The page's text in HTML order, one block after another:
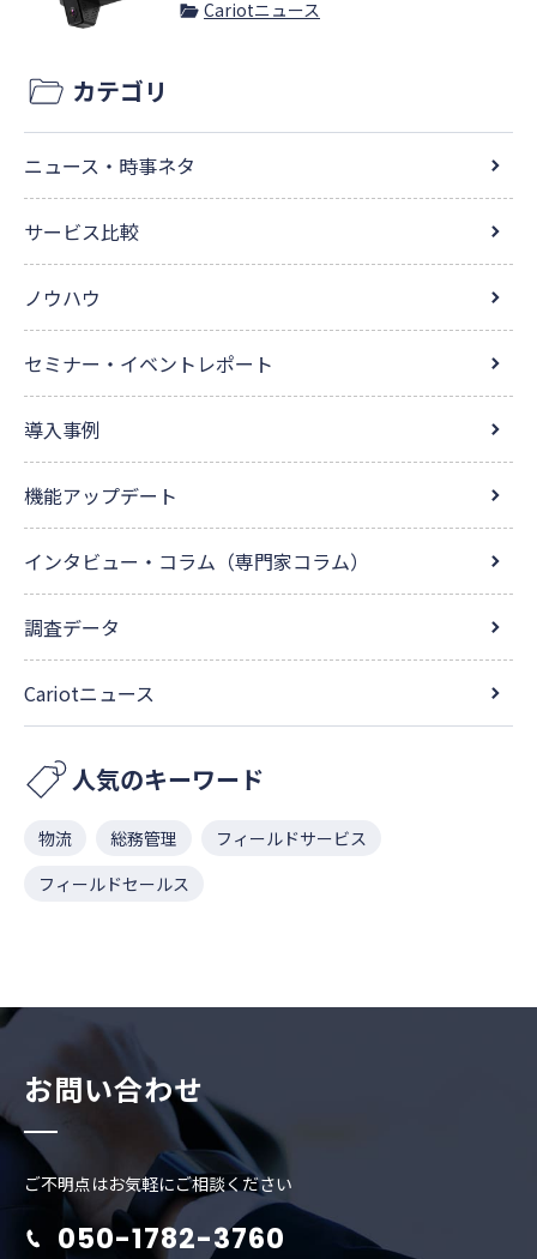
Cariotニュース
カテゴリ
ニュース・時事ネタ
サービス比較
ノウハウ
セミナー・イベントレポート
導入事例
機能アップデート
インタビュー・コラム（専門家コラム）
調査データ
Cariotニュース
人気のキーワード
物流 総務管理
フィールドサービス
フィールドセールス
お問い合わせ
ご不明点はお気軽にご相談ください
050-1782-3760